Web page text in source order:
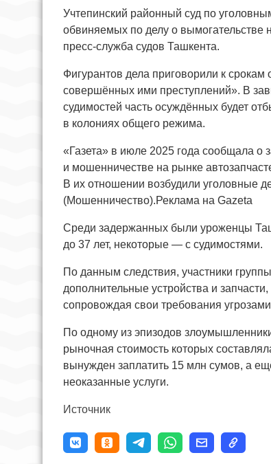
Учтепинский районный суд по
обвиняемых по делу о
пресс-служба судов Ташкента.
Фигурантов дела приговорили к
совершённых ими преступлений». В
судимостей часть осуждённых будет
в колониях общего режима.
«Газета» в июле 2025 года сообщала о
и мошенничестве на рынке
В их отношении возбудили уголовные
(Мошенничество).Реклама на Gazeta
Среди задержанных были уроженцы
до 37 лет, некоторые — с судимостями.
По данным следствия, участники
дополнительные устройства и
сопровождая свои требования
По одному из эпизодов
рыночная стоимость которых
вынужден заплатить 15 млн сумов, а
неоказанные услуги.
Источник